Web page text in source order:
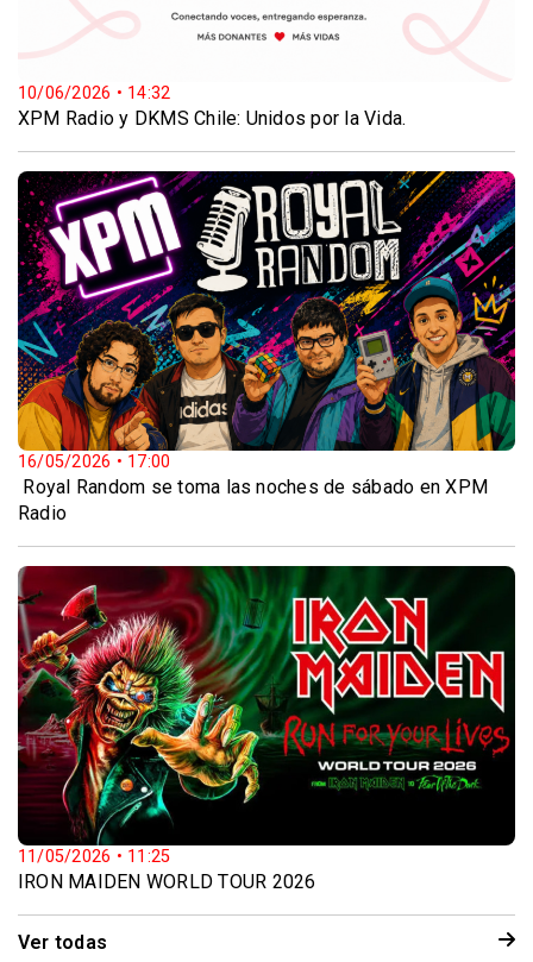
10/06/2026 • 14:32
XPM Radio y DKMS Chile: Unidos por la Vida.
16/05/2026 • 17:00
️ Royal Random se toma las noches de sábado en XPM
Radio
11/05/2026 • 11:25
IRON MAIDEN WORLD TOUR 2026
Ver todas